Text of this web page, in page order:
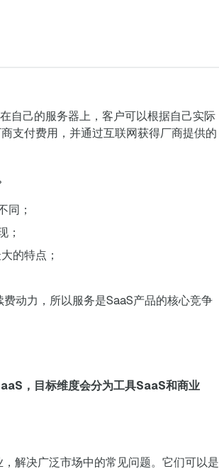
自己的服务器上，客户可以根据自己实际
支付费用，并通过互联网获得厂商提供的
同；
；
的特点；
动力，所以服务是SaaS产品的核心竞争
，目标维度会分为工具SaaS和商业
解决广泛市场中的常见问题。它们可以是